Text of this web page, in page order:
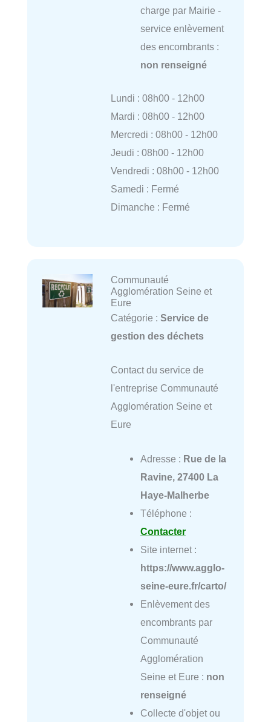
charge par Mairie -
service enlèvement
des encombrants :
non renseigné
Lundi : 08h00 - 12h00
Mardi : 08h00 - 12h00
Mercredi : 08h00 - 12h00
Jeudi : 08h00 - 12h00
Vendredi : 08h00 - 12h00
Samedi : Fermé
Dimanche : Fermé
Communauté
Agglomération Seine et
Eure
Catégorie : Service de
gestion des déchets
Contact du service de
l'entreprise Communauté
Agglomération Seine et
Eure
Adresse : Rue de la
Ravine, 27400 La
Haye-Malherbe
Téléphone :
Contacter
Site internet :
https://www.agglo-
seine-eure.fr/carto/
Enlèvement des
encombrants par
Communauté
Agglomération
Seine et Eure : non
renseigné
Collecte d'objet ou